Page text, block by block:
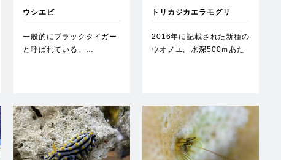
ウシエビ
一般的にブラックタイガー
と呼ばれている。…
トリカジカエラモグリ
2016年に記載された新種の
ウオノエ。水深500ｍあた